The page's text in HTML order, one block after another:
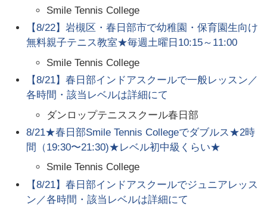
Smile Tennis College
【8/22】岩槻区・春日部市で幼稚園・保育園生向け
無料親子テニス教室★毎週土曜日10:15～11:00
Smile Tennis College
【8/21】春日部インドアスクールで一般レッスン／
各時間・該当レベルは詳細にて
ダンロップテニススクール春日部
8/21★春日部Smile Tennis Collegeでダブルス★2時
間（19:30〜21:30)★レベル初中級くらい★
Smile Tennis College
【8/21】春日部インドアスクールでジュニアレッス
ン／各時間・該当レベルは詳細にて